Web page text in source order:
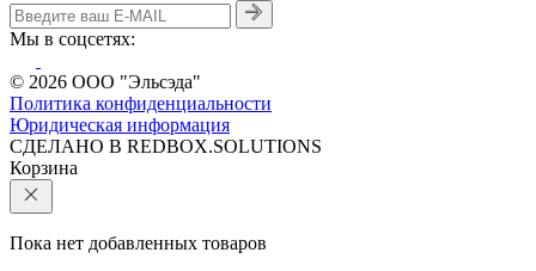
Мы в соцсетях:
© 2026 ООО "Эльсэда"
Политика конфиденциальности
Юридическая информация
CДЕЛАНО В REDBOX.SOLUTIONS
Корзина
Пока нет добавленных товаров